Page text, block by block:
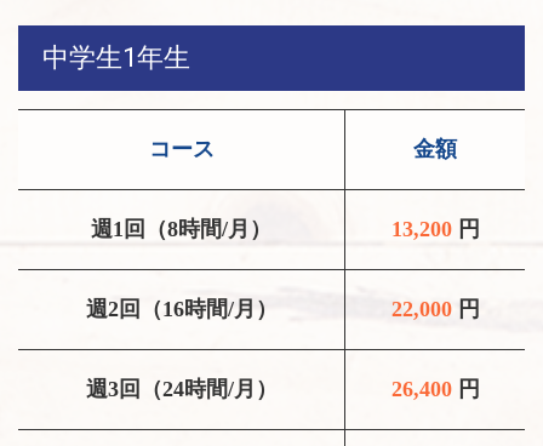
中学生1年生
コース 金額
週1回（8時間/月） 13,200円
週2回（16時間/月） 22,000円
週3回（24時間/月） 26,400円